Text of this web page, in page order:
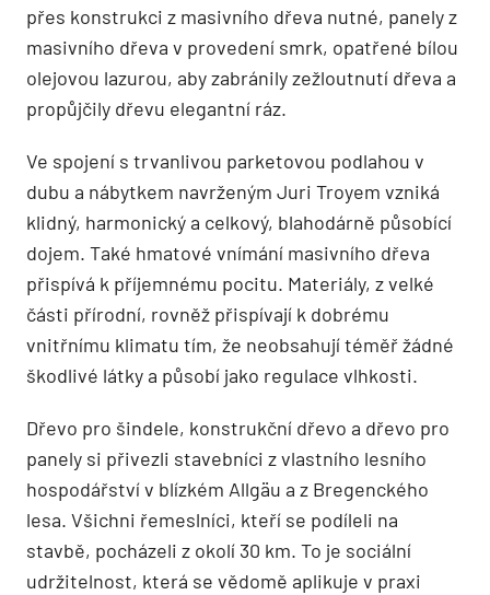
přes konstrukci z masivního dřeva nutné, panely z
masivního dřeva v provedení smrk, opatřené bílou
olejovou lazurou, aby zabránily zežloutnutí dřeva a
propůjčily dřevu elegantní ráz.
Ve spojení s trvanlivou parketovou podlahou v
dubu a nábytkem navrženým Juri Troyem vzniká
klidný, harmonický a celkový, blahodárně působící
dojem. Také hmatové vnímání masivního dřeva
přispívá k příjemnému pocitu. Materiály, z velké
části přírodní, rovněž přispívají k dobrému
vnitřnímu klimatu tím, že neobsahují téměř žádné
škodlivé látky a působí jako regulace vlhkosti.
Dřevo pro šindele, konstrukční dřevo a dřevo pro
panely si přivezli stavebníci z vlastního lesního
hospodářství v blízkém Allgäu a z Bregenckého
lesa. Všichni řemeslníci, kteří se podíleli na
stavbě, pocházeli z okolí 30 km. To je sociální
udržitelnost, která se vědomě aplikuje v praxi